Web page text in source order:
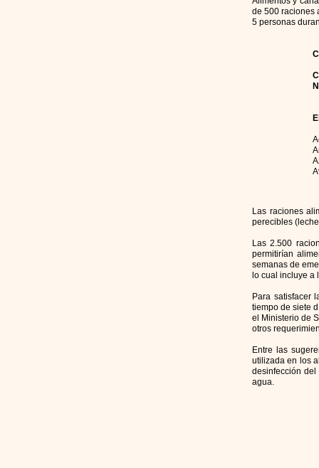
de 500 raciones
5 personas
Las raciones
perecibles
Las 2.500
permitirían
semanas de
lo cual incluye a
Para satisfacer
tiempo de siete
el Ministerio de
otros
Entre las
utilizada en los
desinfección
agua.